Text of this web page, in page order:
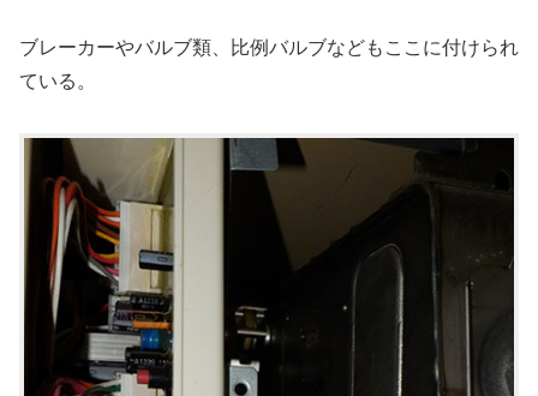
ブレーカーやバルブ類、比例バルブなどもここに付けられ
ている。